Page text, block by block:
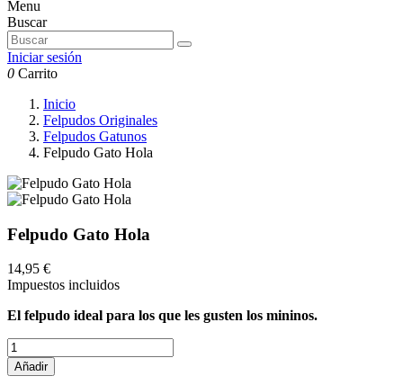
Menu
Buscar
Iniciar sesión
0 Carrito
Inicio
Felpudos Originales
Felpudos Gatunos
Felpudo Gato Hola
Felpudo Gato Hola
14,95 €
Impuestos incluidos
El felpudo ideal para los que les gusten los mininos.
Añadir